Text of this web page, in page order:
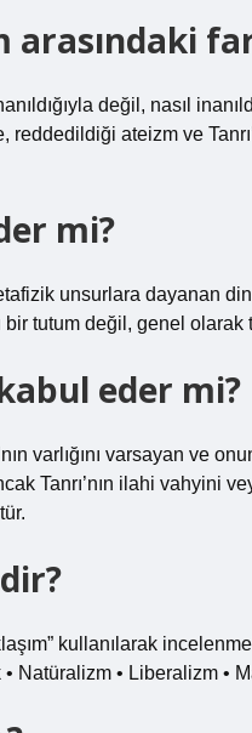
arasındaki
değil, nasıl
ateizm ve
mi?
unsurlara dayanan
tutum değil, genel olarak
eder mi?
varlığını varsayan ve
Tanrı’nın ilahi vahyini
kullanılarak
Natüralizm • Liberalizm •